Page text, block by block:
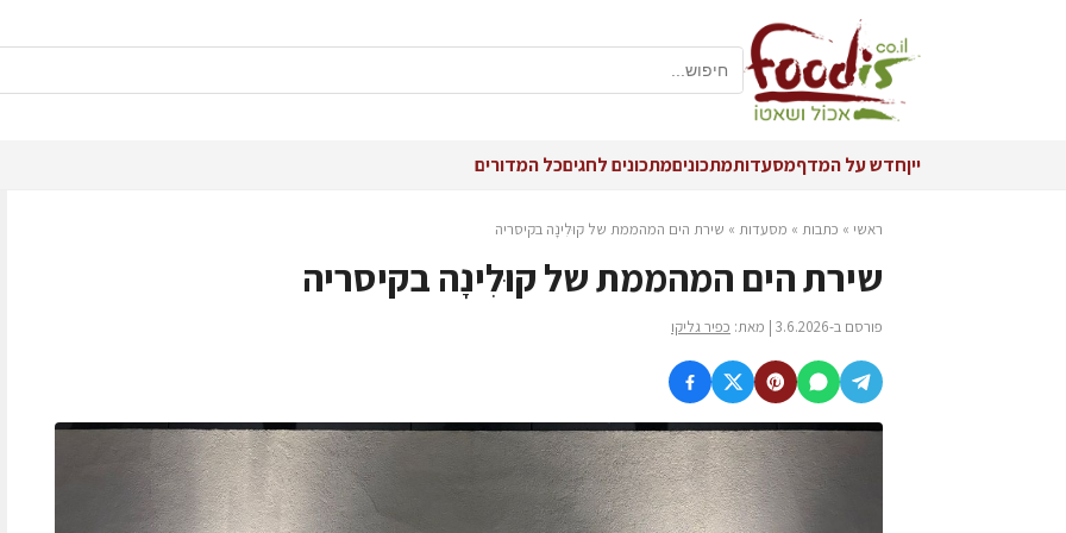
ייןחדש על המדףמסעדותמתכוניםמתכונים לחגיםכל המדורים
ראשי » כתבות » מסעדות » שירת הים המהממת של קוּלִינָה בקיסריה
שירת הים המהממת של קוּלִינָה בקיסריה
פורסם ב-3.6.2026 | מאת: כפיר גליקו